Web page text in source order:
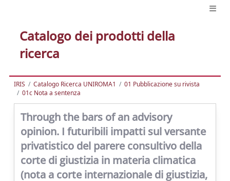
Catalogo dei prodotti della
ricerca
IRIS Catalogo Ricerca UNIROMA1
01 Pubblicazione su rivista
01c Nota a sentenza
Through the bars of an advisory
opinion. I futuribili impatti sul versante
privatistico del parere consultivo della
corte di giustizia in materia climatica
(nota a corte internazionale di giustizia,